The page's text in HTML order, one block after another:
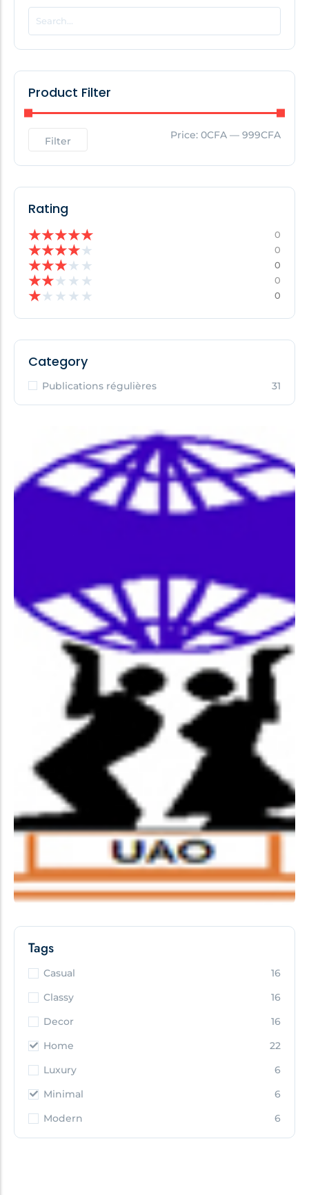
POPULAR THIS WEEK
No Posts Found!
No Posts Found!
Product Filter
Filter Price: 0CFA — 999CFA
Rating
★★★★★ 0
★★★★★ 0
★★★★ ★ 0
★★★ ★ ★ 0
★★ ★ ★ ★ 0
Category
Publications régulières 31
Tags
Casual
16
Classy
16
Decor
16
Home
22
Luxury
6
Minimal
6
Modern
6